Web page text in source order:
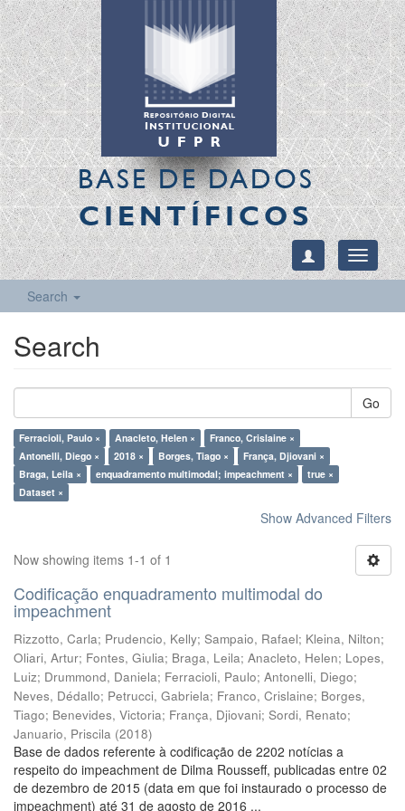
BASE DE DADOS
CIENTÍFICOS
Toggle
Search
Search
Go
Ferracioli, Paulo × Anacleto, Helen ×
Franco, Crislaine ×
Antonelli, Diego ×
2018 × Borges, Tiago ×
França, Djiovani ×
Braga, Leila ×
enquadramento multimodal; impeachment ×
true ×
Dataset ×
Show Advanced Filters
Now showing items 1-1 of 1
Codificação enquadramento multimodal do
impeachment
Rizzotto, Carla; Prudencio, Kelly; Sampaio, Rafael; Kleina, Nilton;
Oliari, Artur; Fontes, Giulia; Braga, Leila; Anacleto, Helen; Lopes,
Luiz; Drummond, Daniela; Ferracioli, Paulo; Antonelli, Diego;
Neves, Dédallo; Petrucci, Gabriela; Franco, Crislaine; Borges,
Tiago; Benevides, Victoria; França, Djiovani; Sordi, Renato;
Januario, Priscila (2018)
Base de dados referente à codificação de 2202 notícias a
respeito do impeachment de Dilma Rousseff, publicadas entre 02
de dezembro de 2015 (data em que foi instaurado o processo de
impeachment) até 31 de agosto de 2016 ...